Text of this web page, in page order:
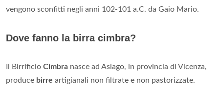
vengono sconfitti negli anni 102-101 a.C. da Gaio Mario.
Dove fanno la birra cimbra?
Il Birrificio Cimbra nasce ad Asiago, in provincia di Vicenza,
produce birre artigianali non filtrate e non pastorizzate.